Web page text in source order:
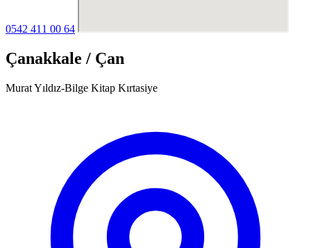
0542 411 00 64
Çanakkale / Çan
Murat Yıldız-Bilge Kitap Kırtasiye